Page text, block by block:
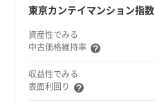
東京カンテイマンション指数
資産性でみる
中古価格維持率
収益性でみる
表面利回り